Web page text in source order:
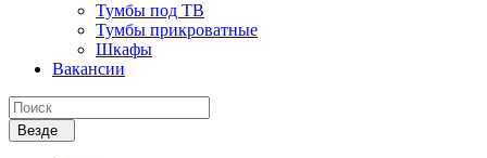
Тумбы под ТВ
Тумбы прикроватные
Шкафы
Вакансии
Везде